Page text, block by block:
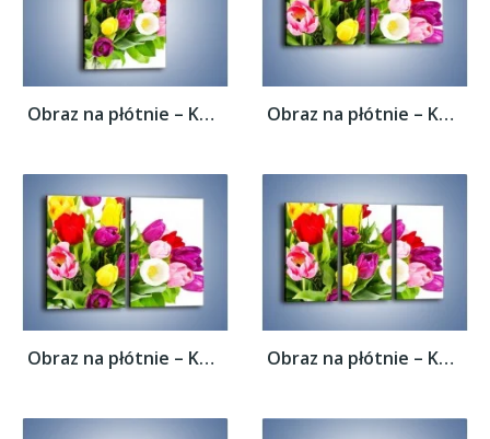
Obraz na płótnie – Kolorowe tulipany w... Obraz na płótnie – Kolorowe tulipany w...
Obraz na płótnie – Kolorowe tulipany w... Obraz na płótnie – Kolorowe tulipany w...